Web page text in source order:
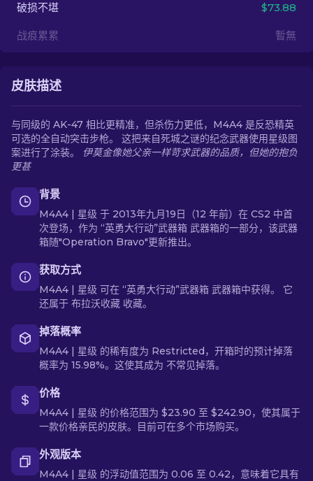
破损不堪 $73.88
战痕累累 暫無
皮肤描述
与同级的 AK-47 相比更精准，但杀伤力更低，M4A4 是反恐精英
可选的全自动突击步枪。 这把来自死城之谜的纪念武器使用星级图
案进行了涂装。
伊莫金像她父亲一样苛求武器的品质，但她的抱负
更甚
背景
M4A4 | 星级 于 2013年九月19日（12 年前）在 CS2 中首
次登场，作为 “英勇大行动”武器箱 武器箱的一部分，该武器
箱随"Operation Bravo"更新推出。
获取方式
M4A4 | 星级 可在 “英勇大行动”武器箱 武器箱中获得。 它
还属于 布拉沃收藏 收藏。
掉落概率
M4A4 | 星级 的稀有度为 Restricted，开箱时的预计掉落
概率为 15.98%。这使其成为 不常见掉落。
价格
M4A4 | 星级 的价格范围为 $23.90 至 $242.90，使其属于
一款价格亲民的皮肤。目前可在多个市场购买。
外观版本
M4A4 | 星级 的浮动值范围为 0.06 至 0.42，意味着它具有